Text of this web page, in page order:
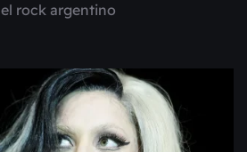
rock argentino